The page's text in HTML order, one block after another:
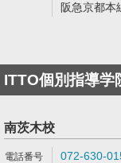
阪急京都本
ITTO個別指導学
南茨木校
072-630-